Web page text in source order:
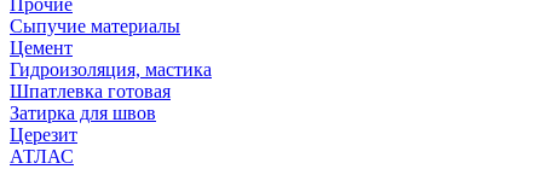
Прочие
Сыпучие материалы
Цемент
Гидроизоляция, мастика
Шпатлевка готовая
Затирка для швов
Церезит
АТЛАС